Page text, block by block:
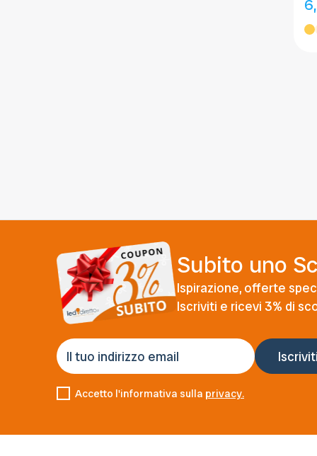
Subito uno
Ispirazione, offerte
Iscriviti e ricevi 3% di
Accetto l'informativa sulla privacy.